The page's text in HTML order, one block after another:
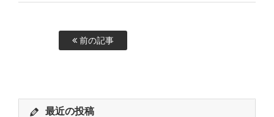
前の記事
最近の投稿